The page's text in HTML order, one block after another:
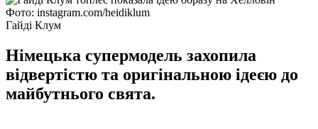
Фото: instagram.com/heidiklum
Гайді Клум
Німецька супермодель захопила
відвертістю та оригінальною ідеєю до
майбутнього свята.